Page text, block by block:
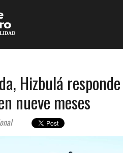
Hizbulá
nueve meses